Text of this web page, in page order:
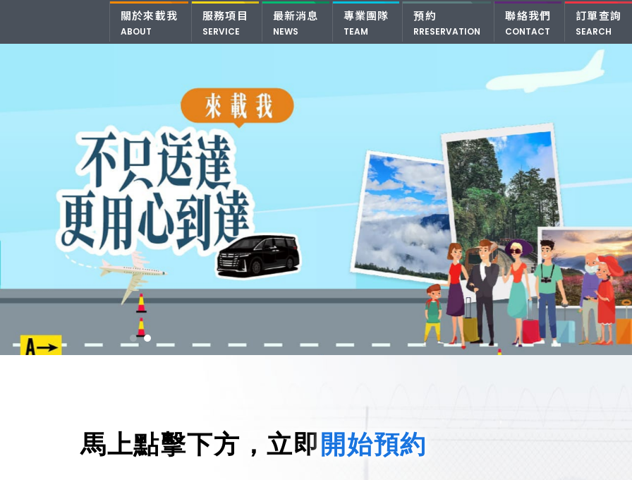
關於來載我
ABOUT
服務項目
SERVICE
最新消息
NEWS
專業團隊
TEAM
預約
RRESERVATION
聯絡我們
CONTACT
訂單查詢
SEARCH
馬上點擊下方，立即 開始預約